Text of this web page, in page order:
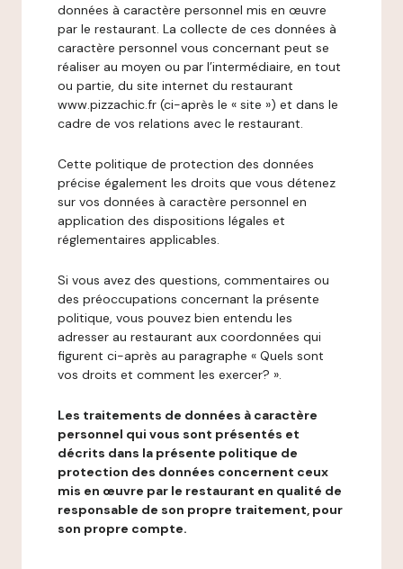
données à caractère personnel mis en œuvre
par le restaurant. La collecte de ces données à
caractère personnel vous concernant peut se
réaliser au moyen ou par l’intermédiaire, en tout
ou partie, du site internet du restaurant
www.pizzachic.fr (ci-après le « site ») et dans le
cadre de vos relations avec le restaurant.
Cette politique de protection des données
précise également les droits que vous détenez
sur vos données à caractère personnel en
application des dispositions légales et
réglementaires applicables.
Si vous avez des questions, commentaires ou
des préoccupations concernant la présente
politique, vous pouvez bien entendu les
adresser au restaurant aux coordonnées qui
figurent ci-après au paragraphe « Quels sont
vos droits et comment les exercer? ».
Les traitements de données à caractère
personnel qui vous sont présentés et
décrits dans la présente politique de
protection des données concernent ceux
mis en œuvre par le restaurant en qualité de
responsable de son propre traitement, pour
son propre compte.